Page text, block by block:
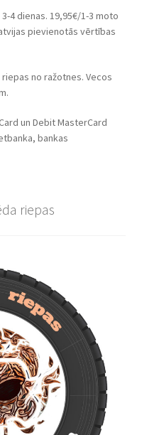
4 dienas. 19,95€/1-3 moto
pievienotās vērtības
no ražotnes. Vecos
un Debit MasterCard
bankas
riepas